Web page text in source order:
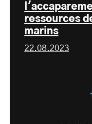
ressources
marins
22.08.2023
1